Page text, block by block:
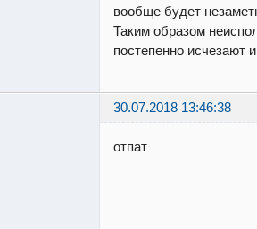
вообще будет
Таким образом
постепенно исчезают
30.07.2018 13:46:38
отпат